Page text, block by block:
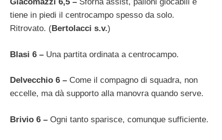
tiene in piedi il centrocampo spesso da solo.
Ritrovato. (Bertolacci s.v.)
Blasi 6 – Una partita ordinata a centrocampo.
Delvecchio 6 – Come il compagno di squadra, non
eccelle, ma dà supporto alla manovra quando serve.
Brivio 6 – Ogni tanto sparisce, comunque sufficiente.